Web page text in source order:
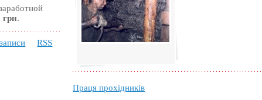
грн.
RSS
Праця прохідників